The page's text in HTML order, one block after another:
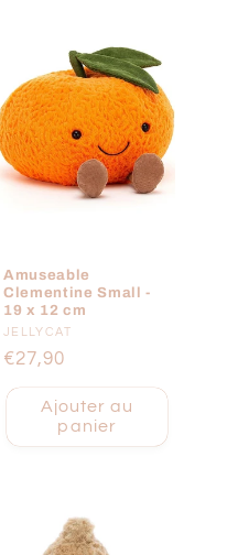
Amuseable
Clementine Small -
19 x 12 cm
Fournisseur :
JELLYCAT
Prix
habituel
€27,90
Ajouter au
panier